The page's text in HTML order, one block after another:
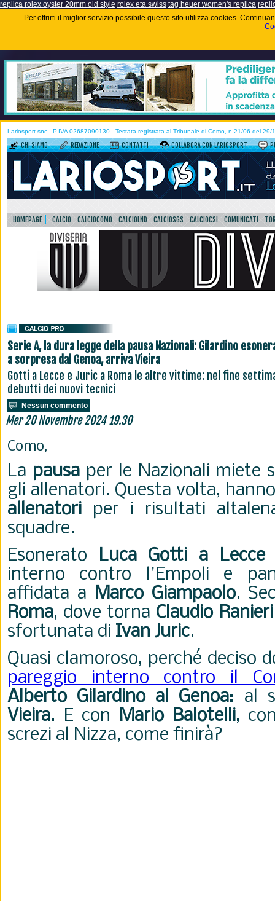
replica rolex oyster 20mm old style rolex eta swiss tag heuer women's replica
Per offrirti il miglior servizio possibile questo sito utilizza cookies.
Lariosport snc - P.IVA 02687090130 - Testata registrata al Tribunale di Como, n.21/06 del 29/
CHI SIAMO REDAZIONE CONTATTI COLLABORA CON LARIOSPORT
HOMEPAGE CALCIO CALCIOCOMO CALCIOLND CALCIOSGS CALCIOCSI COMUNICATI
Serie A, la dura legge della pausa Nazionali: Gilardino
a sorpresa dal Genoa, arriva Vieira
Gotti a Lecce e Juric a Roma le altre vittime: nel fine
debutti dei nuovi tecnici
Nessun commento
Mer 20 Novembre 2024 19.30
Como,
La pausaper le Nazionali miete
gli allenatori. Questa volta,
allenatori per i risultati
squadre.
Esonerato Luca Gotti a Lecce
interno contro l'Empoli e
affidata a Marco Giampaolo.
Roma, dove torna Claudio Ranieri
sfortunata di Ivan Juric.
Quasi clamoroso, perché deciso
pareggio interno contro il
Alberto Gilardino al Genoa: al
Vieira. E con Mario Balotelli,
screzi al Nizza, come finirà?